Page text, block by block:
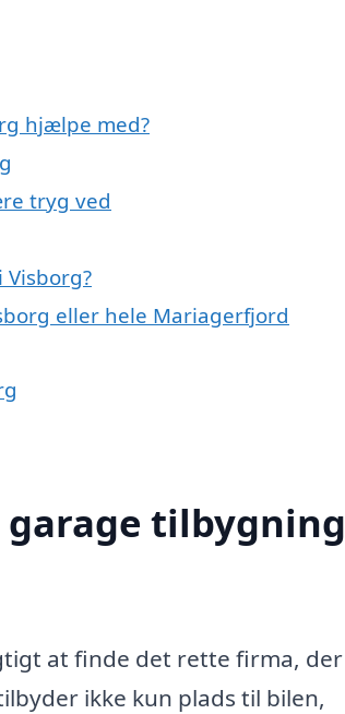
hjælpe med?
tryg ved
eller hele Mariagerfjord
garage tilbygning
at finde det rette firma, der
ikke kun plads til bilen,